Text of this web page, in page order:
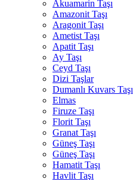
Akuamarin Taşı
Amazonit Taşı
Aragonit Taşı
Ametist Taşı
Apatit Taşı
Ay Taşı
Ceyd Taşı
Dizi Taşlar
Dumanlı Kuvars Taşı
Elmas
Firuze Taşı
Florit Taşı
Granat Taşı
Güneş Taşı
Güneş Taşı
Hamatit Taşı
Havlit Taşı